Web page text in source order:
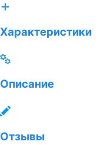
Характеристики
Описание
Отзывы